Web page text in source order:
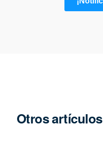
Otros artículos